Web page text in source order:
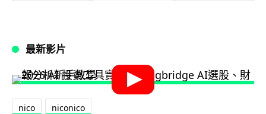
最新影片
nico niconico